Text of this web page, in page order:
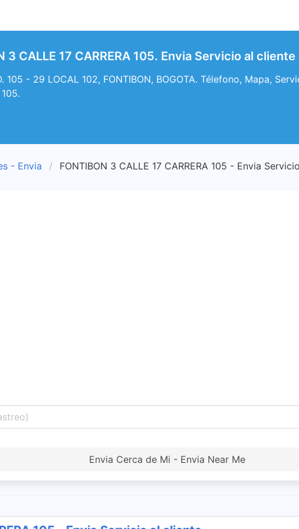
3 CALLE 17 CARRERA 105. Envia Servicio al
105 - 29 LOCAL 102, FONTIBON, BOGOTA. Télefono, Mapa,
- Envia FONTIBON 3 CALLE 17 CARRERA 105 - Envia
Envia Cerca de Mi - Envia Near Me